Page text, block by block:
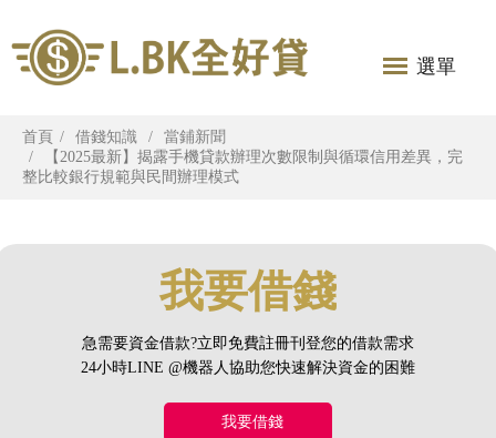
選單
首頁 借錢知識
當鋪新聞
【2025最新】揭露手機貸款辦理次數限制與循環信用差異，完
整比較銀行規範與民間辦理模式
我要借錢
急需要資金借款?立即免費註冊刊登您的借款需求
24小時LINE @機器人協助您快速解決資金的困難
我要借錢